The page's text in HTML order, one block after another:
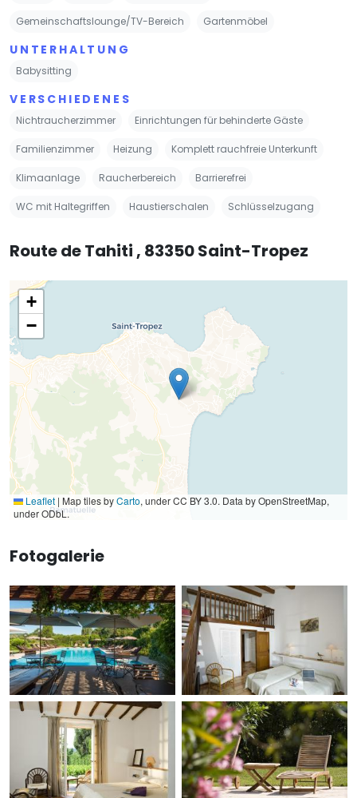
Gemeinschaftslounge/TV-Bereich Gartenmöbel
UNTERHALTUNG
Babysitting
VERSCHIEDENES
Nichtraucherzimmer Einrichtungen für behinderte Gäste
Familienzimmer Heizung Komplett rauchfreie Unterkunft
Klimaanlage Raucherbereich Barrierefrei
WC mit Haltegriffen Haustierschalen Schlüsselzugang
Route de Tahiti , 83350 Saint-Tropez
+
−
Leaflet | Map tiles byCarto, under CC BY 3.0. Data by OpenStreetMap,
under ODbL.
Fotogalerie